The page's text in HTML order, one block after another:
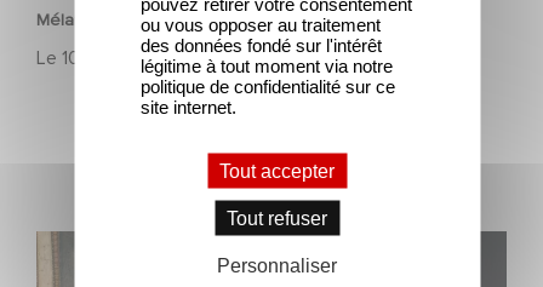
Mélanie Laurent
Le 10 mars 2026
Un lancement fracassant pour la saison 9 de « L’Art du
ou vous opposer au traitement
des données fondé sur l'intérêt
légitime à tout moment via notre
politique de confidentialité sur ce
site internet.
Tout accepter
Tout refuser
Personnaliser